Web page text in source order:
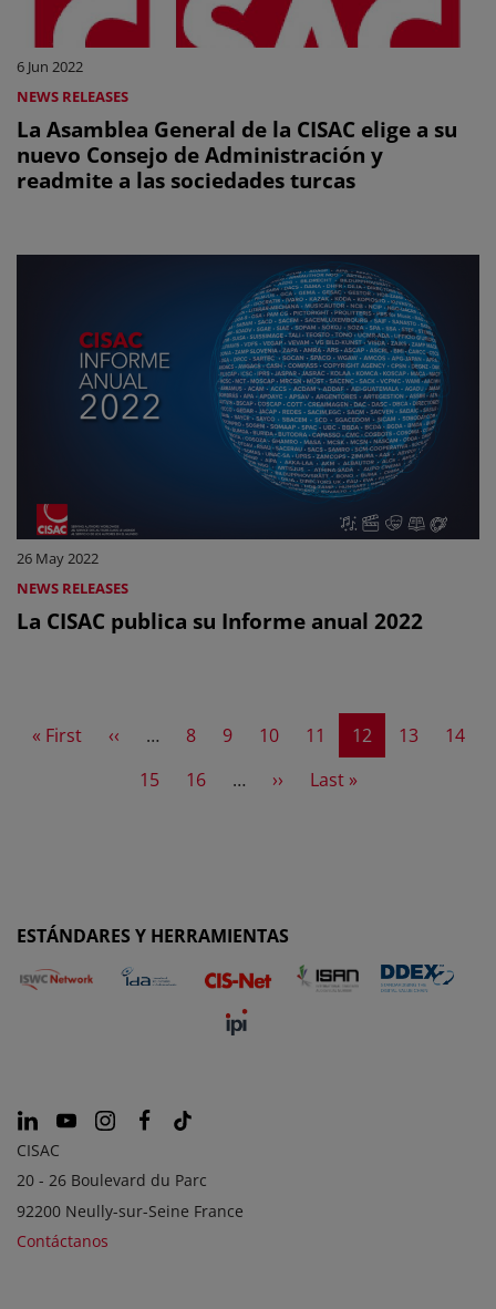
6 Jun 2022
NEWS RELEASES
La Asamblea General de la CISAC elige a su
nuevo Consejo de Administración y
readmite a las sociedades turcas
26 May 2022
NEWS RELEASES
La CISAC publica su Informe anual 2022
First page
« First Previous page
‹‹ … Page
8 Page
9 Page
10 Page
11 Current page
12 Page
13 Page
14
Page
15 Page
16 … Next page
›› Last page
Last »
ESTÁNDARES Y HERRAMIENTAS
CISAC
20 - 26 Boulevard du Parc
92200 Neully-sur-Seine France
Contáctanos